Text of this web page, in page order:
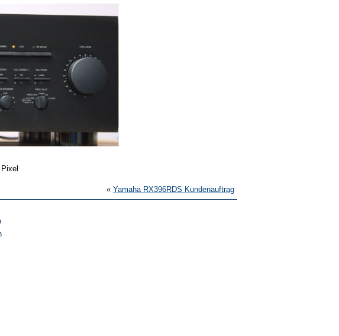
« Yamaha RX396RDS Kundenauftrag